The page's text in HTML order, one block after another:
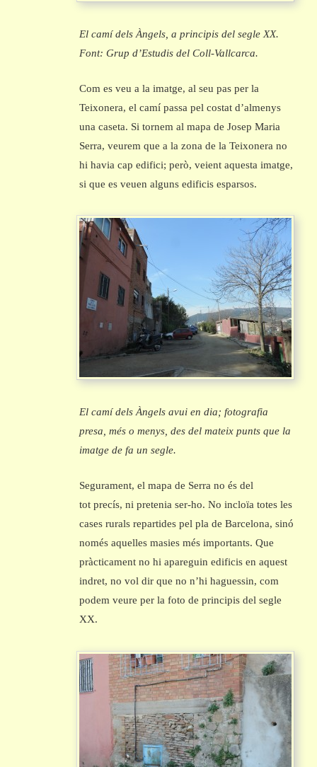
El camí dels Àngels, a principis del segle XX.
Font: Grup d’Estudis del Coll-Vallcarca.
Com es veu a la imatge, al seu pas per la
Teixonera, el camí passa pel costat d’almenys
una caseta. Si tornem al mapa de Josep Maria
Serra, veurem que a la zona de la Teixonera no
hi havia cap edifici; però, veient aquesta imatge,
si que es veuen alguns edificis esparsos.
El camí dels Àngels avui en dia; fotografia
presa, més o menys, des del mateix punts que la
imatge de fa un segle.
Segurament, el mapa de Serra no és del
tot precís, ni pretenia ser-ho. No incloïa totes les
cases rurals repartides pel pla de Barcelona, sinó
només aquelles masies més importants. Que
pràcticament no hi apareguin edificis en aquest
indret, no vol dir que no n’hi haguessin, com
podem veure per la foto de principis del segle
XX.